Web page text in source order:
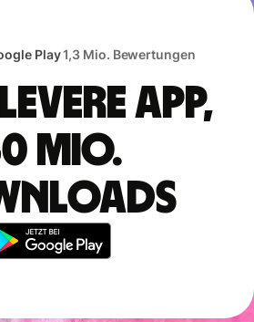
Play1,3 Mio. Bewertungen
App,
Mio.